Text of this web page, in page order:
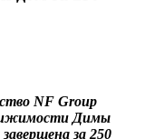
NF Group
Димы
за 250